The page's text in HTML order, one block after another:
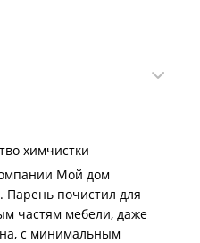
химчистки
Мой дом
Парень почистил для
частям мебели, даже
с минимальным